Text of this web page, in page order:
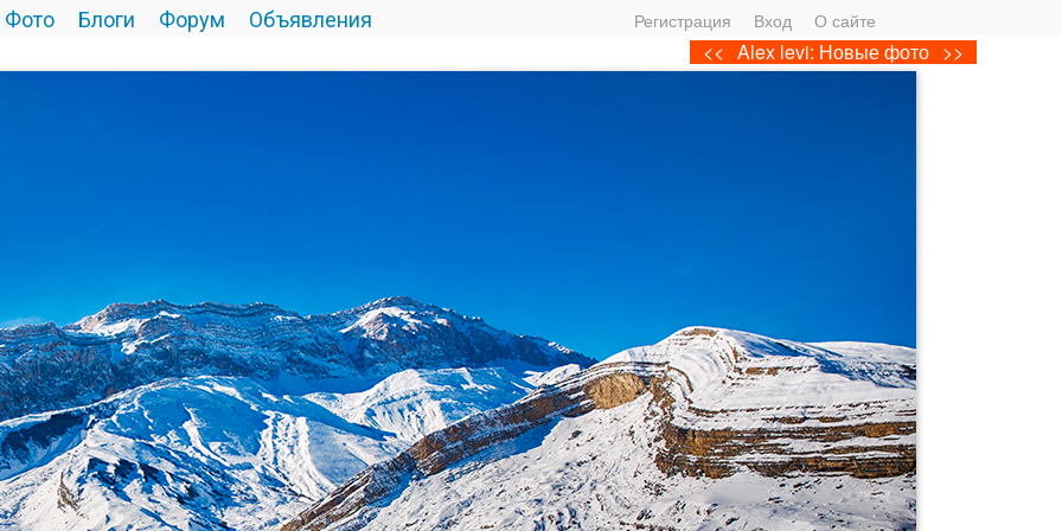
Фото Блоги Форум Объявления Регистрация Вход О сайте
<< Alex levi: Новые фото >>